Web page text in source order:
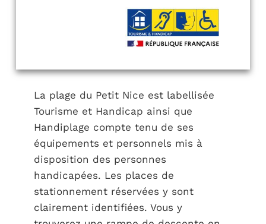
La plage du Petit Nice est labellisée
Tourisme et Handicap ainsi que
Handiplage compte tenu de ses
équipements et personnels mis à
disposition des personnes
handicapées. Les places de
stationnement réservées y sont
clairement identifiées. Vous y